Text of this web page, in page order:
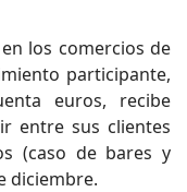
los comercios de
participante,
euros, recibe
entre sus clientes
(caso de bares y
diciembre.